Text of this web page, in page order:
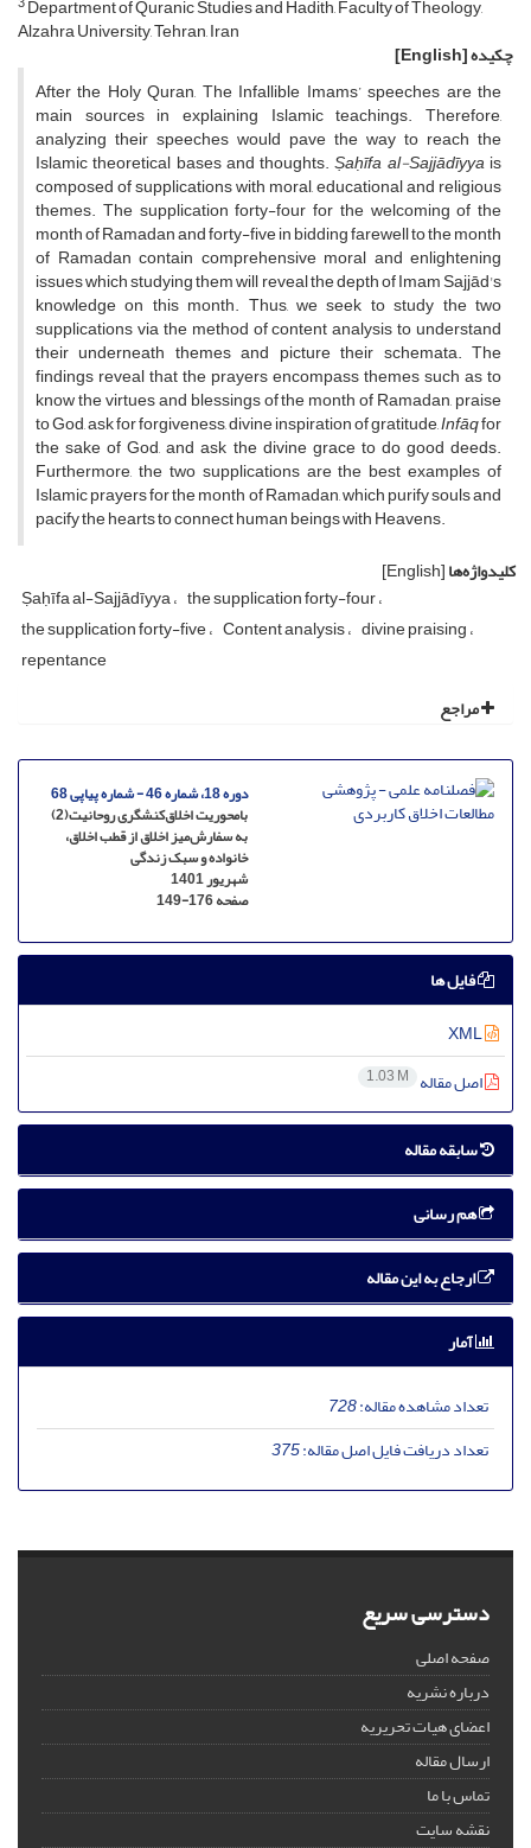
Department of Quranic Studies and Hadith, Faculty of Theology,
Alzahra University, Tehran, Iran
چکیده[English]
After the Holy Quran, The Infallible Imams’ speeches are the
main sources in explaining Islamic teachings. Therefore,
analyzing their speeches would pave the way to reach the
Islamic theoretical bases and thoughts.Ṣaḥīfa al-Sajjādīyyais
composed of supplications with moral, educational and religious
themes. The supplication forty-four for the welcoming of the
month of Ramadan and forty-five in bidding farewell to the month
of Ramadan contain comprehensive moral and enlightening
issues which studying them will reveal the depth of Imam Sajjād's
knowledge on this month. Thus, we seek to study the two
supplications via the method of content analysis to understand
their underneath themes and picture their schemata. The
findings reveal that the prayers encompass themes such as to
know the virtues and blessings of the month of Ramadan, praise
to God, ask for forgiveness, divine inspiration of gratitude,Infāqfor
the sake of God, and ask the divine grace to do good deeds.
Furthermore, the two supplications are the best examples of
Islamic prayers for the month of Ramadan, which purify souls and
pacify the hearts to connect human beings with Heavens.
کلیدواژه‌ها[English]
Ṣaḥīfa al-Sajjādīyya the supplication forty-four
the supplication forty-five Content analysis divine praising
repentance
مراجع
دوره 18، شماره 46 - شماره پیاپی 68
بامحوریت اخلاق‌کنشگری روحانیت(2)
به سفارش‌میز اخلاق ‌از قطب اخلاق،
خانواده و سبک زندگی
شهریور 1401
صفحه149-176
فایل ها
اصل مقاله 1.03 M
سابقه مقاله
هم رسانی
ارجاع به این مقاله
آمار
تعداد مشاهده مقاله:728
تعداد دریافت فایل اصل مقاله:375
دسترسی سریع
صفحه اصلی
درباره نشریه
اعضای هیات تحریریه
ارسال مقاله
تماس با ما
نقشه سایت